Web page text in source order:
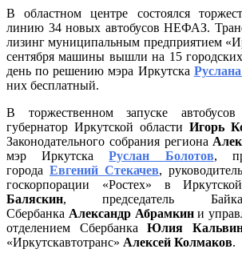
В областном центре состоялся
линию 34 новых автобусов НЕФАЗ.
лизинг муниципальным предприятием
сентября машины вышли на 15
день по решению мэра Иркутска
них бесплатный.
В торжественном запуске
губернатор Иркутской области Игорь
Законодательного собрания региона
мэр ИркутскаРуслан Болотов,
города Евгений Стекачев,
госкорпорации «Ростех» в
Баляскин, председатель
Сбербанка Александр Абрамкини
отделением СбербанкаЮлия
«Иркутскавтотранс» Алексей Колмаков.